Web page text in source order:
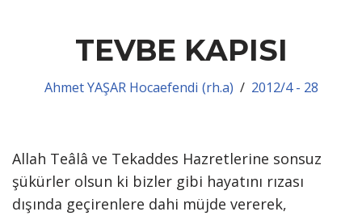
TEVBE KAPISI
Ahmet YAŞAR Hocaefendi (rh.a) 2012/4 - 28
Allah Teâlâ ve Tekaddes Hazretlerine sonsuz
şükürler olsun ki bizler gibi hayatını rızası
dışında geçirenlere dahi müjde vererek,